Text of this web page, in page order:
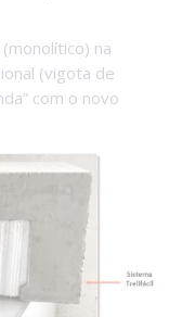
na
(vigota de
com o novo